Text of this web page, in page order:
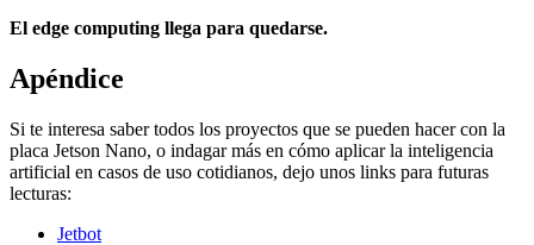
El edge computing llega para quedarse.
Apéndice
Si te interesa saber todos los proyectos que se pueden hacer con la
placa Jetson Nano, o indagar más en cómo aplicar la inteligencia
artificial en casos de uso cotidianos, dejo unos links para futuras
lecturas:
Jetbot